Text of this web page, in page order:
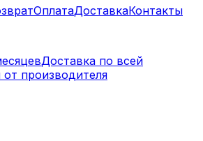
ОплатаДоставкаКонтакты
Доставка по всей
от производителя